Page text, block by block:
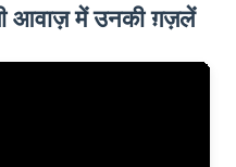
आवाज़ में उनकी ग़ज़लें